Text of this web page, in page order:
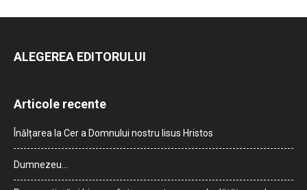
ALEGEREA EDITORULUI
Articole recente
Înălțarea la Cer a Domnului nostru Iisus Hristos
Dumnezeu…